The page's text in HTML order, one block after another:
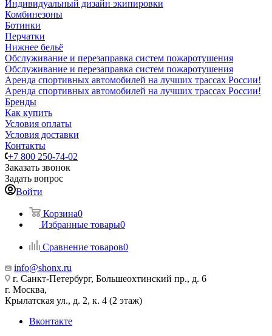
Индивидуальный дизайн экипировки
Комбинезоны
Ботинки
Перчатки
Нижнее бельё
Обслуживание и перезаправка систем пожаротушения
Обслуживание и перезаправка систем пожаротушения
Аренда спортивных автомобилей на лучших трассах России!
Аренда спортивных автомобилей на лучших трассах России!
Бренды
Как купить
Условия оплаты
Условия доставки
Контакты
+7 800 250-74-02
Заказать звонок
Задать вопрос
Войти
Корзина0
Избранные товары0
Сравнение товаров0
info@shonx.ru
г. Санкт-Петербург, Большеохтинский пр., д. 6
г. Москва,
Крылатская ул., д. 2, к. 4 (2 этаж)
Вконтакте